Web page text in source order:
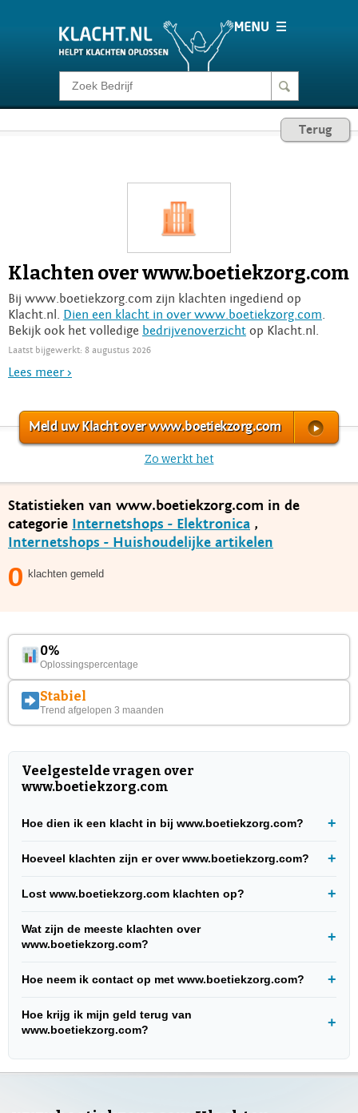
Klacht melden
Login
Terug
Klachten over www.boetiekzorg.com
Bij www.boetiekzorg.com zijn klachten ingediend op
Klacht.nl. Dien een klacht in over www.boetiekzorg.com
Bekijk ook het volledige bedrijvenoverzicht op Klacht.nl.
Laatst bijgewerkt: 8 augustus 2026
Lees meer >
Meld uw Klacht over www.boetiekzorg.com
Zo werkt het
Statistieken van www.boetiekzorg.com in de
categorie Internetshops - Elektronica ,
Internetshops - Huishoudelijke artikelen
0 klachten gemeld
0%
Oplossingspercentage
Stabiel
Trend afgelopen 3 maanden
Veelgestelde vragen over
www.boetiekzorg.com
Hoe dien ik een klacht in bij www.boetiekzorg.com?
Hoeveel klachten zijn er over www.boetiekzorg.com?
Lost www.boetiekzorg.com klachten op?
Wat zijn de meeste klachten over
www.boetiekzorg.com?
Hoe neem ik contact op met www.boetiekzorg.com?
Hoe krijg ik mijn geld terug van
www.boetiekzorg.com?